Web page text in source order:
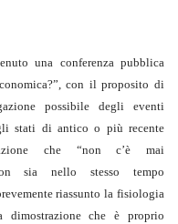
una conferenza pubblica
con il proposito di
possibile degli eventi
stati di antico o più recente
che “non c’è mai
sia nello stesso tempo
riassunto la fisiologia
che è proprio